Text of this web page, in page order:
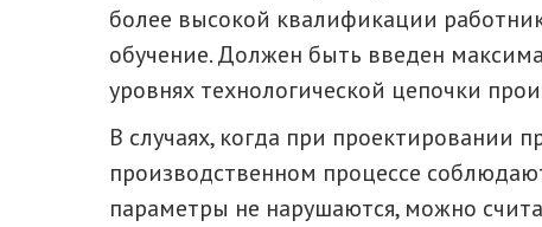
более высокой квалификации
обучение. Должен быть введен
уровнях технологической цепочки
В случаях, когда при проектировании
производственном процессе
параметры не нарушаются, можно